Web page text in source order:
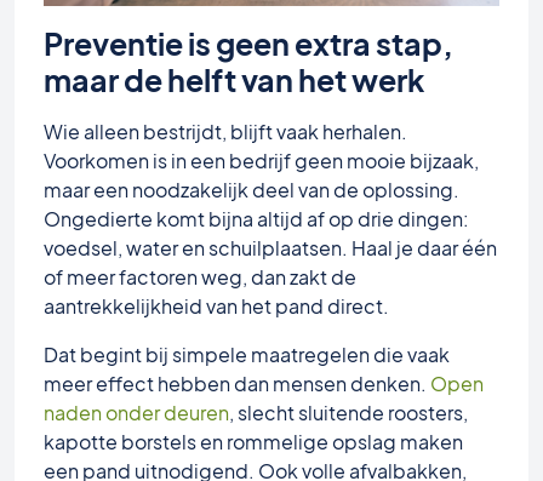
Preventie is geen extra stap,
maar de helft van het werk
Wie alleen bestrijdt, blijft vaak herhalen.
Voorkomen is in een bedrijf geen mooie bijzaak,
maar een noodzakelijk deel van de oplossing.
Ongedierte komt bijna altijd af op drie dingen:
voedsel, water en schuilplaatsen. Haal je daar één
of meer factoren weg, dan zakt de
aantrekkelijkheid van het pand direct.
Dat begint bij simpele maatregelen die vaak
meer effect hebben dan mensen denken. Open
naden onder deuren, slecht sluitende roosters,
kapotte borstels en rommelige opslag maken
een pand uitnodigend. Ook volle afvalbakken,